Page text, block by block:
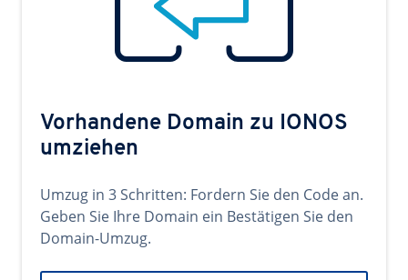
Vorhandene Domain zu IONOS
umziehen
Umzug in 3 Schritten: Fordern Sie den Code an.
Geben Sie Ihre Domain ein Bestätigen Sie den
Domain-Umzug.